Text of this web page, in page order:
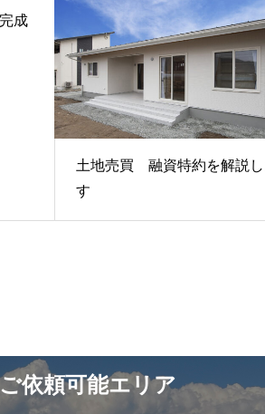
成
土地売買 融資特約を解説し
す
ご依頼可能エリア